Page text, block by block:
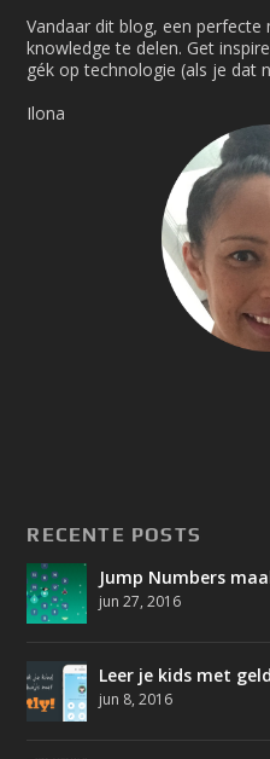
Vandaar dit blog, een
knowledge te delen. Get
gék op technologie (als je dat
Ilona
RECENTE POSTS
Jump Numbers
jun 27, 2016
Leer je kids met
jun 8, 2016